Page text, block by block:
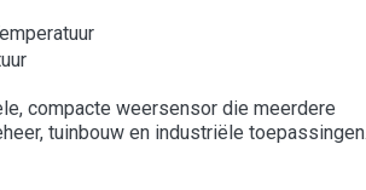
compacte weersensor die meerdere
tuinbouw en industriële toepassingen.